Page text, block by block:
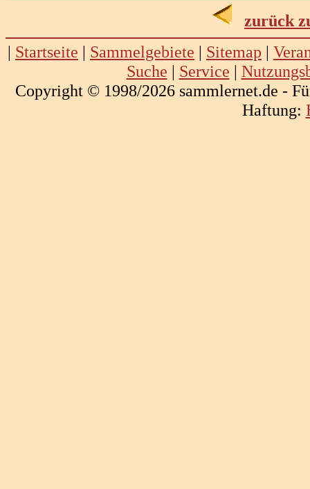
zurück
| Startseite | Sammelgebiete | Sitemap |
Suche | Service |
Copyright © 1998/2026 sammlernet.de -
Haftung: